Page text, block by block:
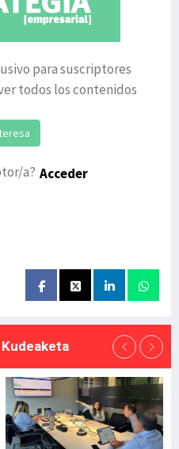
para suscriptores
todos los contenidos
a? Acceder